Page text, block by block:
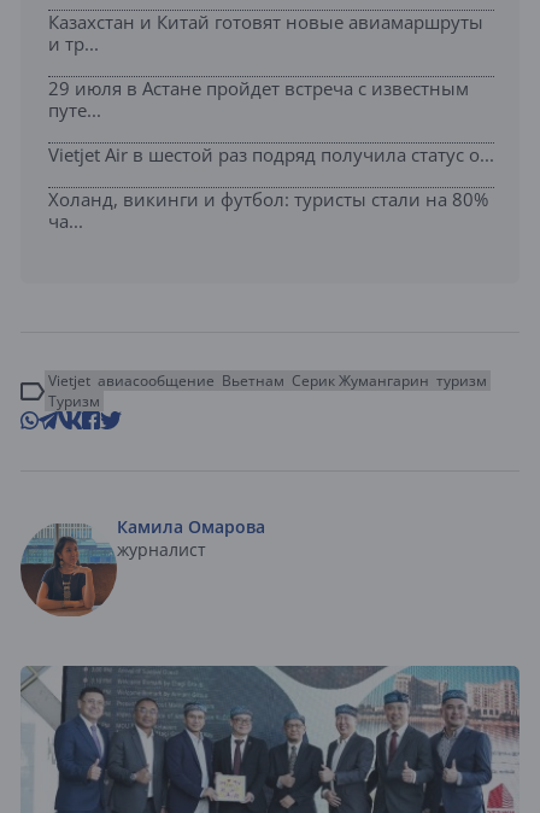
Казахстан и Китай готовят новые авиамаршруты
и тр...
29 июля в Астане пройдет встреча с известным
путе...
Vietjet Air в шестой раз подряд получила статус о...
Холанд, викинги и футбол: туристы стали на 80%
ча...
Vietjet авиасообщение Вьетнам Серик Жумангарин туризм
Туризм
Камила Омарова
журналист